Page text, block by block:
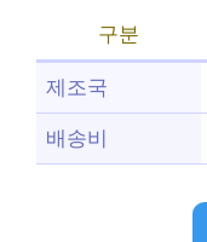
구분
제조국
배송비